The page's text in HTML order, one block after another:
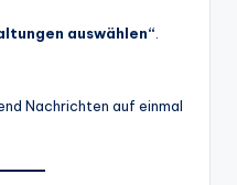
auswählen“.
Nachrichten auf einmal